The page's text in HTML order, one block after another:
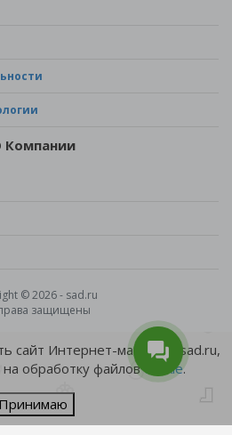
Компании
© 2026 - sad.ru
защищены
сайт Интернет-магазина sad.ru,
на обработку файловcookie.
Принимаю